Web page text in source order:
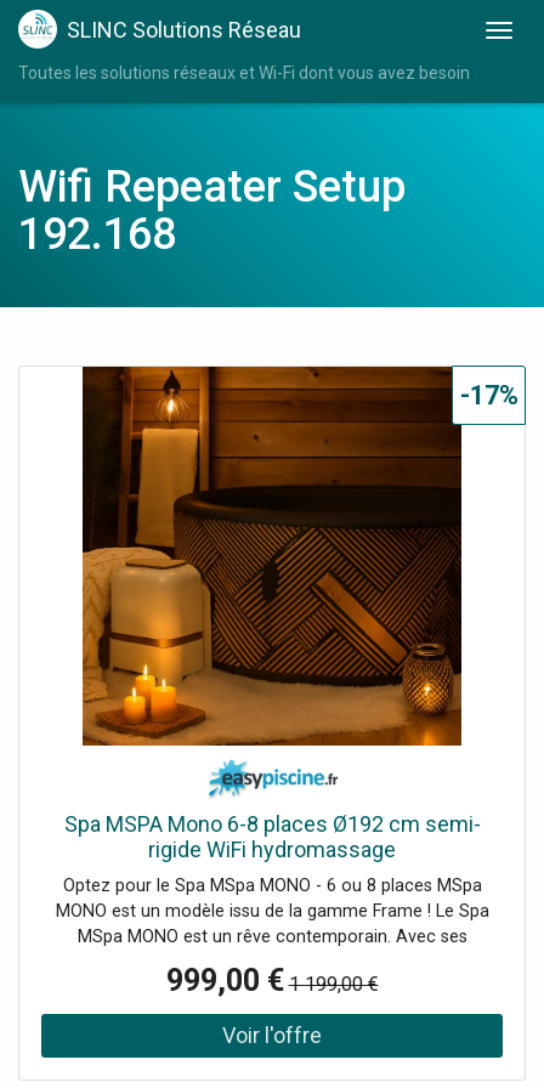
SLINC Solutions Réseau
Toutes les solutions réseaux et Wi-Fi dont vous avez besoin
Wifi Repeater Setup
192.168
Spa MSPA Mono 6-8 places Ø192 cm semi-
rigide WiFi hydromassage
Optez pour le Spa MSpa MONO - 6 ou 8 places MSpa
MONO est un modèle issu de la gamme Frame ! Le Spa
MSpa MONO est un rêve contemporain. Avec ses
et brillent à la lumière, ce magnifique spa offre une
atmosphère chaleureuse et accueillante. Le design est
intemporel et accrocheur pour s'harmoniser avec
l'esthétique de votre maison. [fsm display="image"
999,00 € 1 199,00 €
-17%